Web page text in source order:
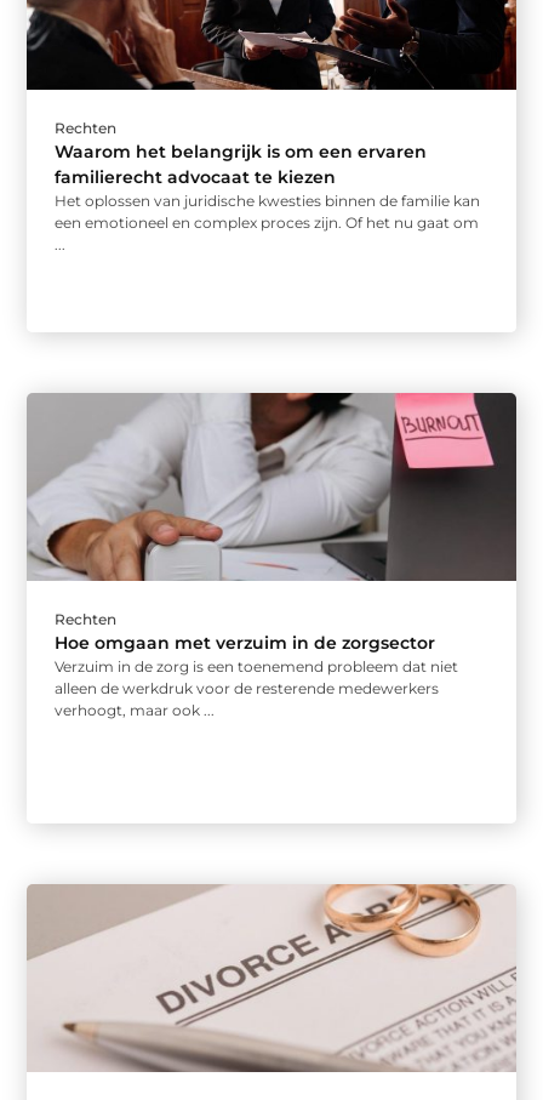
Rechten
Waarom het belangrijk is om een ervaren
familierecht advocaat te kiezen
Het oplossen van juridische kwesties binnen de familie kan
een emotioneel en complex proces zijn. Of het nu gaat om
...
Rechten
Hoe omgaan met verzuim in de zorgsector
Verzuim in de zorg is een toenemend probleem dat niet
alleen de werkdruk voor de resterende medewerkers
verhoogt, maar ook ...